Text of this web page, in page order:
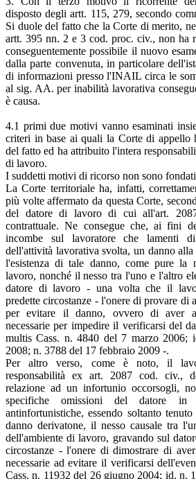
disposto degli artt. 115, 279, secondo
Si duole del fatto che la Corte di merito,
artt. 395 nn. 2 e 3 cod. proc. civ., non ha
conseguentemente possibile il nuovo
dalla parte convenuta, in particolare
di informazioni presso l'INAIL circa le
al sig. AA. per inabilità lavorativa
è causa.
4.1 primi due motivi vanno esaminati
criteri in base ai quali la Corte di appello
del fatto ed ha attribuito l'intera
di lavoro.
I suddetti motivi di ricorso non sono
La Corte territoriale ha, infatti,
più volte affermato da questa Corte,
del datore di lavoro di cui all'art.
contrattuale. Ne consegue che, ai fini
incombe sul lavoratore che lamenti
dell'attività lavorativa svolta, un danno
l'esistenza di tale danno, come pure la
lavoro, nonché il nesso tra l'uno e l'altro
datore di lavoro - una volta che il
predette circostanze - l'onere di provare di
per evitare il danno, ovvero di aver
necessarie per impedire il verificarsi del
multis Cass. n. 4840 del 7 marzo 2006;
2008; n. 3788 del 17 febbraio 2009 -.
Per altro verso, come è noto, il
responsabilità ex art. 2087 cod. civ.,
relazione ad un infortunio occorsogli,
specifiche omissioni del datore in
antinfortunistiche, essendo soltanto
danno derivatone, il nesso causale tra
dell'ambiente di lavoro, gravando sul
circostanze - l'onere di dimostrare di
necessarie ad evitare il verificarsi
Cass. n. 11932 del 26 giugno 2004; id. n.